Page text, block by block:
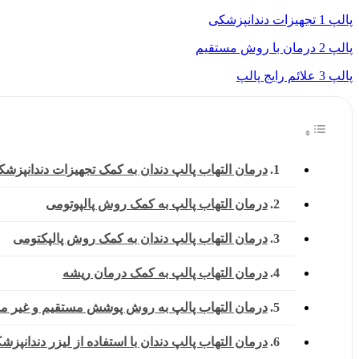
پالپ 1 تجهیزات دندانپزشکی
پالپ 2 درمان با روش مستقیم
پالپ 3 علائم رایج پالپ
درمان التهاب پالپ دندان به کمک تجهیزات
درمان التهاب پالپ به کمک روش پالپوتومی
درمان التهاب پالپ دندان به کمک روش پالپکتومی
درمان التهاب پالپ به کمک درمان ریشه
درمان التهاب پالپ به روش پوشش مستقیم و غیر
درمان التهاب پالپ دندان با استفاده از لیزر